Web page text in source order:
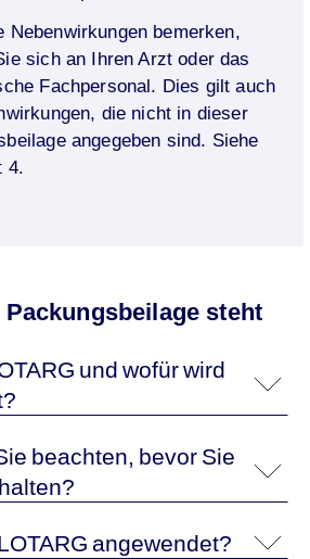
Nebenwirkungen bemerken,
sich an Ihren Arzt oder das
Fachpersonal. Dies gilt auch
die nicht in dieser
angegeben sind. Siehe
4.
steht
angewendet?